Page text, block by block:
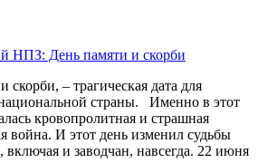
НПЗ: День памяти и скорби
– трагическая дата для
страны. Именно в этот
кровопролитная и страшная
война. И этот день изменил судьбы
и заводчан, навсегда. 22 июня